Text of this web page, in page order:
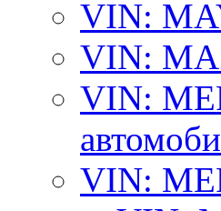
VIN:
VIN:
VIN:
VIN: